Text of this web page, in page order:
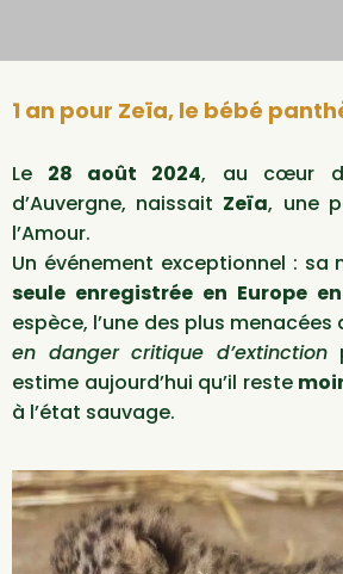
1 an pour Zeïa, le bébé
Le 28 août 2024, au cœur
d’Auvergne, naissait Zeïa, une
l’Amour.
Un événement exceptionnel : sa
seule enregistrée en Europe
espèce, l’une des plus
en danger critique d’extinction
estime aujourd’hui qu’il reste
à l’état sauvage.